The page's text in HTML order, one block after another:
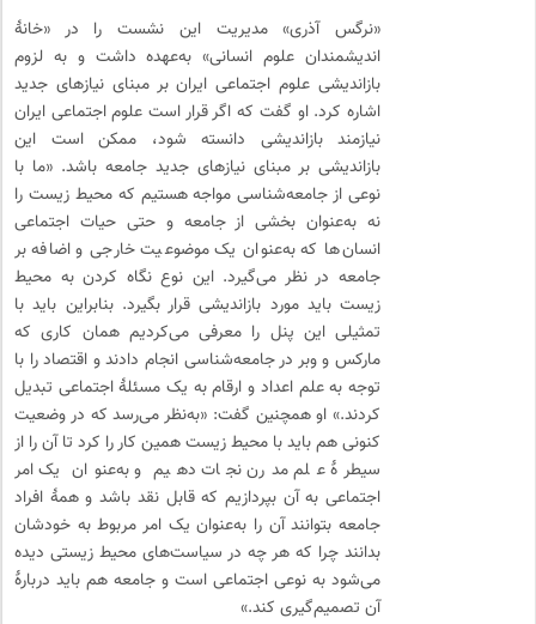
«نرگس آذری» مدیریت این نشست را در «خانهٔ
اندیشمندان علوم انسانی» به‌عهده داشت و به لزوم
بازاندیشی علوم اجتماعی ایران بر مبنای نیازهای جدید
اشاره کرد. او گفت که اگر قرار است علوم اجتماعی ایران
نیازمند بازاندیشی دانسته شود، ممکن است این
بازاندیشی بر مبنای نیازهای جدید جامعه باشد. «ما با
نوعی از جامعه‌شناسی مواجه هستیم که محیط زیست را
نه به‌عنوان بخشی از جامعه و حتی حیات اجتماعی
انسان‌ها که به‌عنوان یک موضوعیت خارجی و اضافه بر
جامعه در نظر می‌گیرد. این نوع نگاه کردن به محیط
زیست باید مورد بازاندیشی قرار بگیرد. بنابراین باید با
تمثیلی این پنل را معرفی می‌کردیم همان کاری که
مارکس و وبر در جامعه‌شناسی انجام دادند و اقتصاد را با
توجه به علم اعداد و ارقام به یک مسئلهٔ اجتماعی تبدیل
کردند.» او همچنین گفت: «به‌نظر می‌رسد که در وضعیت
کنونی هم باید با محیط زیست همین کار را کرد تا آن را از
سیطرهٔ علم مدرن نجات دهیم و به‌عنوان یک امر
اجتماعی به آن بپردازیم که قابل نقد باشد و همهٔ افراد
جامعه بتوانند آن را به‌عنوان یک امر مربوط به خودشان
بدانند چرا که هر چه در سیاست‌های محیط زیستی دیده
می‌شود به نوعی اجتماعی است و جامعه هم باید دربارهٔ
آن تصمیم‌گیری کند.»